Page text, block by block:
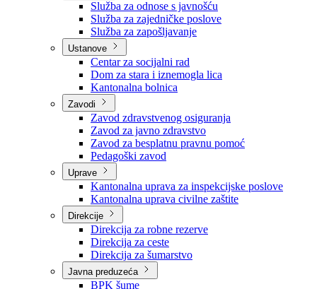
Službe
Služba za odnose s javnošću
Služba za zajedničke poslove
Služba za zapošljavanje
Ustanove
Centar za socijalni rad
Dom za stara i iznemogla lica
Kantonalna bolnica
Zavodi
Zavod zdravstvenog osiguranja
Zavod za javno zdravstvo
Zavod za besplatnu pravnu pomoć
Pedagoški zavod
Uprave
Kantonalna uprava za inspekcijske poslove
Kantonalna uprava civilne zaštite
Direkcije
Direkcija za robne rezerve
Direkcija za ceste